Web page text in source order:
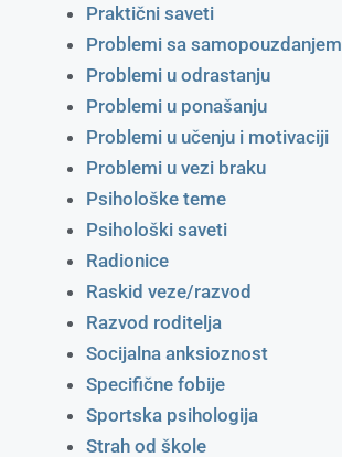
Praktični saveti
Problemi sa samopouzdanjem
Problemi u odrastanju
Problemi u ponašanju
Problemi u učenju i motivaciji
Problemi u vezi braku
Psihološke teme
Psihološki saveti
Radionice
Raskid veze/razvod
Razvod roditelja
Socijalna anksioznost
Specifične fobije
Sportska psihologija
Strah od škole